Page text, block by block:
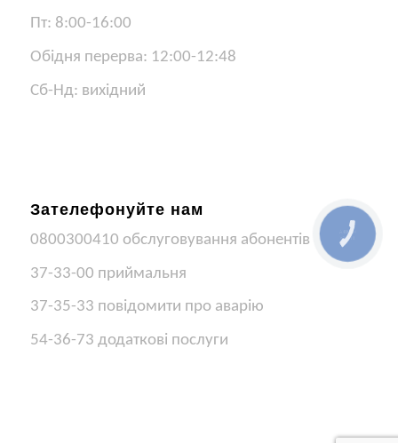
Пт: 8:00-16:00
Обідня перерва: 12:00-12:48
Сб-Нд: вихідний
Зателефонуйте нам
0800300410 обслуговування абонентів
37-33-00 приймальня
37-35-33 повідомити про аварію
54-36-73 додаткові послуги
КНОПКА
ЗВ'ЯЗКУ